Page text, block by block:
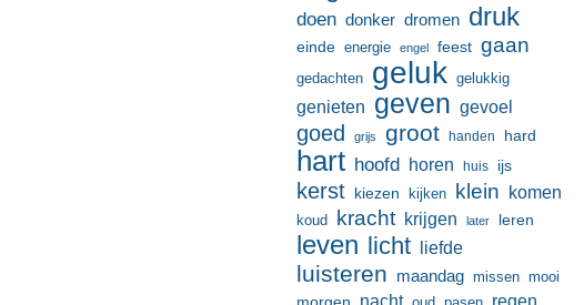
doen donker dromen druk
einde energie engel feest gaan
gedachten geluk gelukkig
genieten geven gevoel
goed grijs groot handen hard
hart hoofd horen huis ijs
kerst kiezen kijken klein komen
koud kracht krijgen later leren
leven licht liefde
luisteren maandag missen mooi
nacht regen